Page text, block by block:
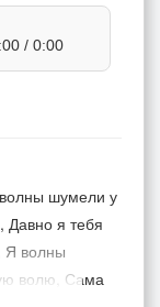
/ 0:00
шумели у
Давно я тебя
Я волны
волю, Сама